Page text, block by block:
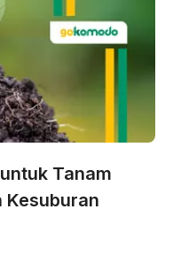
Tanam
Kesuburan